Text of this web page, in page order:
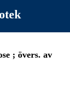
; övers. av